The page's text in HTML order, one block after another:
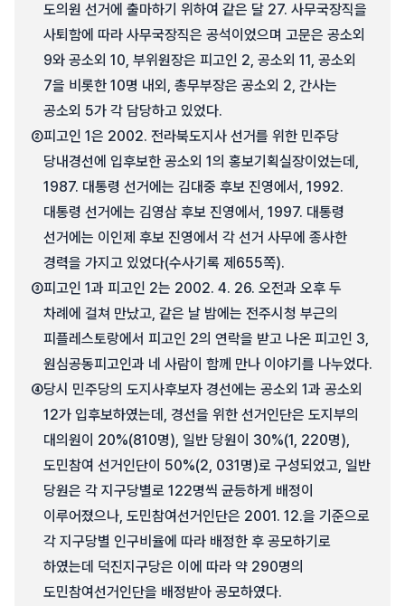
도의원 선거에 출마하기 위하여 같은 달 27. 사무국장직을
사퇴함에 따라 사무국장직은 공석이었으며 고문은 공소외
9와 공소외 10, 부위원장은 피고인 2, 공소외 11, 공소외
7을 비롯한 10명 내외, 총무부장은 공소외 2, 간사는
공소외 5가 각 담당하고 있었다.
②피고인 1은 2002. 전라북도지사 선거를 위한 민주당
당내경선에 입후보한 공소외 1의 홍보기획실장이었는데,
1987. 대통령 선거에는 김대중 후보 진영에서, 1992.
대통령 선거에는 김영삼 후보 진영에서, 1997. 대통령
선거에는 이인제 후보 진영에서 각 선거 사무에 종사한
경력을 가지고 있었다(수사기록 제655쪽).
③피고인 1과 피고인 2는 2002. 4. 26. 오전과 오후 두
차례에 걸쳐 만났고, 같은 날 밤에는 전주시청 부근의
피플레스토랑에서 피고인 2의 연락을 받고 나온 피고인 3,
원심공동피고인과 네 사람이 함께 만나 이야기를 나누었다.
④당시 민주당의 도지사후보자 경선에는 공소외 1과 공소외
12가 입후보하였는데, 경선을 위한 선거인단은 도지부의
대의원이 20%(810명), 일반 당원이 30%(1, 220명),
도민참여 선거인단이 50%(2, 031명)로 구성되었고, 일반
당원은 각 지구당별로 122명씩 균등하게 배정이
이루어졌으나, 도민참여선거인단은 2001. 12.을 기준으로
각 지구당별 인구비율에 따라 배정한 후 공모하기로
하였는데 덕진지구당은 이에 따라 약 290명의
도민참여선거인단을 배정받아 공모하였다.